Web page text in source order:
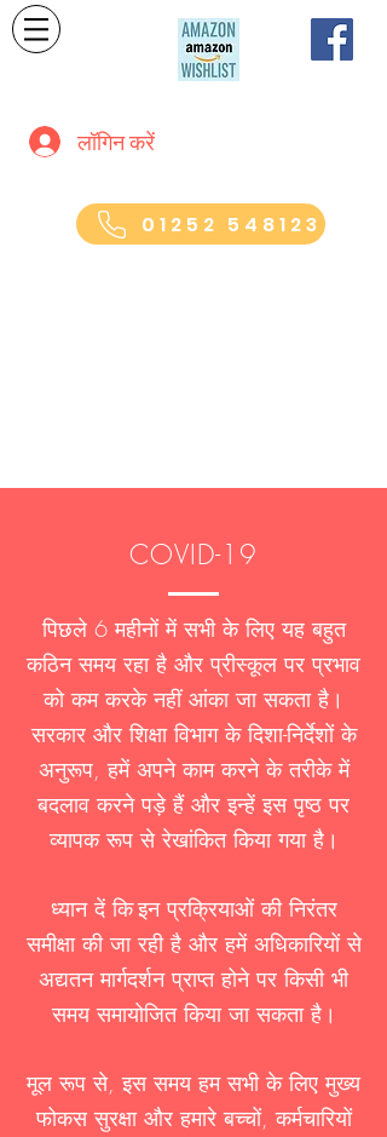
लॉगिन करें
01252 548123
COVID-19
पिछले 6 महीनों में सभी के लिए यह बहुत
कठिन समय रहा है और प्रीस्कूल पर प्रभाव
को कम करके नहीं आंका जा सकता है।
सरकार और शिक्षा विभाग के दिशा-निर्देशों के
अनुरूप, हमें अपने काम करने के तरीके में
बदलाव करने पड़े हैं और इन्हें इस पृष्ठ पर
व्यापक रूप से रेखांकित किया गया है।
ध्यान दें किइन प्रक्रियाओं की निरंतर
समीक्षा की जा रही है और हमें अधिकारियों से
अद्यतन मार्गदर्शन प्राप्त होने पर किसी भी
समय समायोजित किया जा सकता है।
मूल रूप से, इस समय हम सभी के लिए मुख्य
फोकस सुरक्षा और हमारे बच्चों, कर्मचारियों